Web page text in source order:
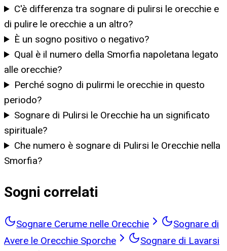
C'è differenza tra sognare di pulirsi le orecchie e
di pulire le orecchie a un altro?
È un sogno positivo o negativo?
Qual è il numero della Smorfia napoletana legato
alle orecchie?
Perché sogno di pulirmi le orecchie in questo
periodo?
Sognare di Pulirsi le Orecchie ha un significato
spirituale?
Che numero è sognare di Pulirsi le Orecchie nella
Smorfia?
Sogni correlati
Sognare Cerume nelle Orecchie
Sognare di
Avere le Orecchie Sporche
Sognare di Lavarsi